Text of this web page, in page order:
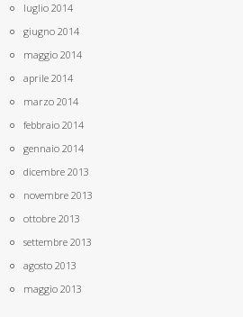
luglio 2014
giugno 2014
maggio 2014
aprile 2014
marzo 2014
febbraio 2014
gennaio 2014
dicembre 2013
novembre 2013
ottobre 2013
settembre 2013
agosto 2013
maggio 2013